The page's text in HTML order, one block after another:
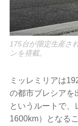
175台が限定生産さ
ンを搭載。
ミッレミリアは
の都市ブレシアを
というルートで
1600km）となる